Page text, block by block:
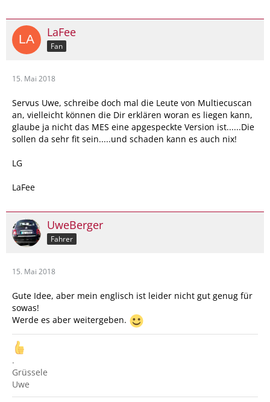
LaFee
Fan
15. Mai 2018
Servus Uwe, schreibe doch mal die Leute von Multiecuscan
an, vielleicht können die Dir erklären woran es liegen kann,
glaube ja nicht das MES eine apgespeckte Version ist......Die
sollen da sehr fit sein.....und schaden kann es auch nix!
LG
LaFee
UweBerger
Fahrer
15. Mai 2018
Gute Idee, aber mein englisch ist leider nicht gut genug für
sowas!
Werde es aber weitergeben.
.
Grüssele
Uwe